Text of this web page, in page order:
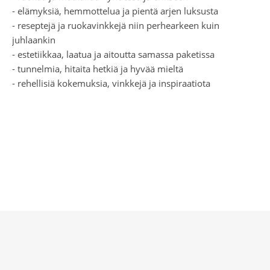
- elämyksiä, hemmottelua ja pientä arjen luksusta
- reseptejä ja ruokavinkkejä niin perhearkeen kuin
juhlaankin
- estetiikkaa, laatua ja aitoutta samassa paketissa
- tunnelmia, hitaita hetkiä ja hyvää mieltä
- rehellisiä kokemuksia, vinkkejä ja inspiraatiota